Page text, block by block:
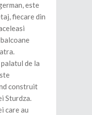
este
fiecare din
de la
construit
Sturdza.
care au